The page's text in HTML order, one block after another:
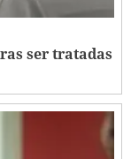
ser tratadas